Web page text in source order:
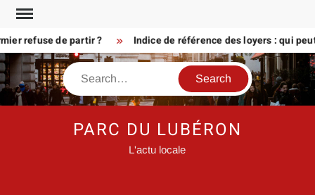
Skip
contentrefuse de partir ? Indice de référence des loyers : qui
Search
PARC DU LUBÉRON
L'actu locale